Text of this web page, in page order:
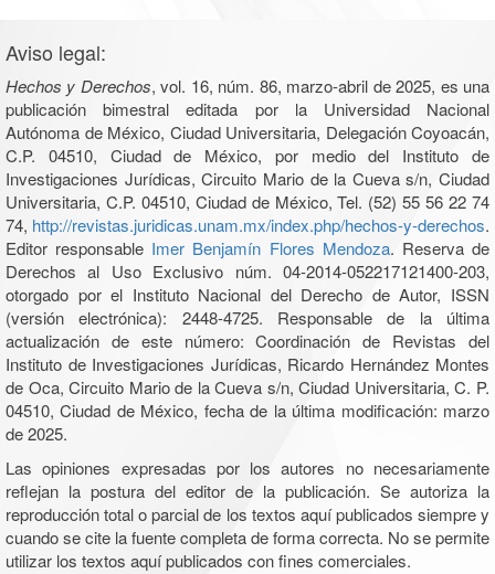
Aviso legal:
Hechos y Derechos, vol. 16, núm. 86, marzo-abril de 2025, es una
publicación bimestral editada por la Universidad Nacional
Autónoma de México, Ciudad Universitaria, Delegación Coyoacán,
C.P. 04510, Ciudad de México, por medio del Instituto de
Investigaciones Jurídicas, Circuito Mario de la Cueva s/n, Ciudad
Universitaria, C.P. 04510, Ciudad de México, Tel. (52) 55 56 22 74
74, http://revistas.juridicas.unam.mx/index.php/hechos-y-derechos.
Editor responsable Imer Benjamín Flores Mendoza. Reserva de
Derechos al Uso Exclusivo núm. 04-2014-052217121400-203,
otorgado por el Instituto Nacional del Derecho de Autor, ISSN
(versión electrónica): 2448-4725. Responsable de la última
actualización de este número: Coordinación de Revistas del
Instituto de Investigaciones Jurídicas, Ricardo Hernández Montes
de Oca, Circuito Mario de la Cueva s/n, Ciudad Universitaria, C. P.
04510, Ciudad de México, fecha de la última modificación: marzo
de 2025.
Las opiniones expresadas por los autores no necesariamente
reflejan la postura del editor de la publicación. Se autoriza la
reproducción total o parcial de los textos aquí publicados siempre y
cuando se cite la fuente completa de forma correcta. No se permite
utilizar los textos aquí publicados con fines comerciales.